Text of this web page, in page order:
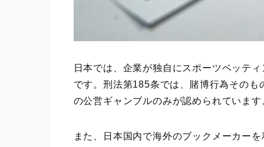
日本では、企業が独自にスポーツベッテ
です。刑法第185条では、賭博行為その
の公営ギャンブルのみが認められています
また、日本国内で海外のブックメーカー